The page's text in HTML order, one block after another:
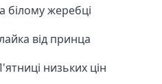
білому жеребці
від принца
низьких цін